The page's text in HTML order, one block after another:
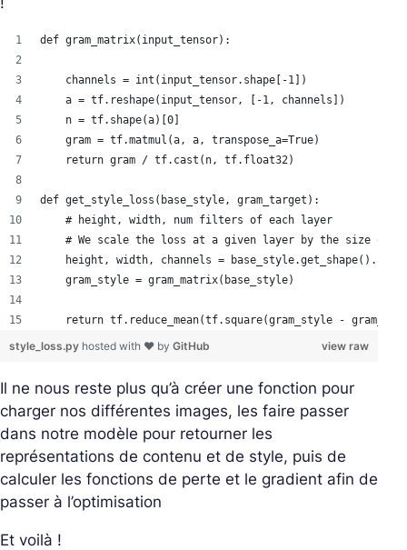
def gram_matrix(input_tensor):
    channels = int(input_tensor.shape[-1])
    a = tf.reshape(input_tensor, [-1, channels])
    n = tf.shape(a)[0]
    gram = tf.matmul(a, a, transpose_a=True)
    return gram / tf.cast(n, tf.float32)
def get_style_loss(base_style, gram_target):
    # height, width, num filters of each layer
# We scale the loss at a given layer by the size of
height, width, channels =
    gram_style = gram_matrix(base_style)
return tf.reduce_mean(tf.square(gram_style -
view raw
style_loss.py hosted with ❤ by GitHub
Il ne nous reste plus qu’à créer une fonction pour
charger nos différentes images, les faire passer
dans notre modèle pour retourner les
représentations de contenu et de style, puis de
calculer les fonctions de perte et le gradient afin de
passer à l’optimisation
Et voilà !